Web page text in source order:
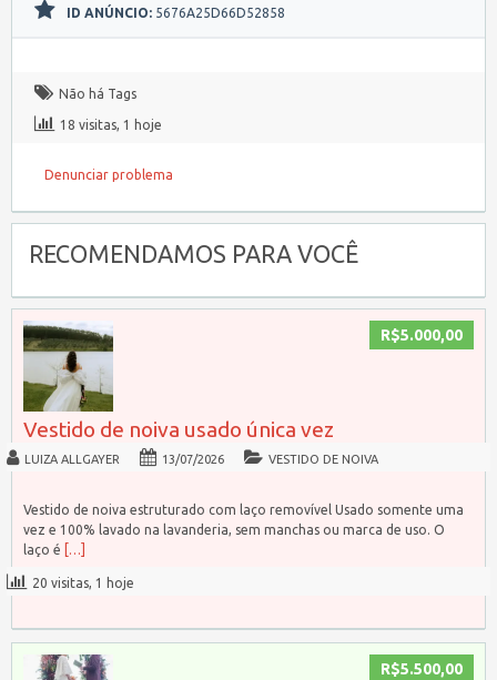
ID ANÚNCIO: 5676A25D66D52858
Não há Tags
18 visitas, 1 hoje
Denunciar problema
RECOMENDAMOS PARA VOCÊ
R$5.000,00
Vestido de noiva usado única vez
LUIZA ALLGAYER 13/07/2026 VESTIDO DE NOIVA
Vestido de noiva estruturado com laço removível Usado somente uma
vez e 100% lavado na lavanderia, sem manchas ou marca de uso. O
laço é […]
20 visitas, 1 hoje
R$5.500,00